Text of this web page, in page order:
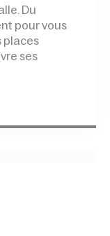
Du
pour vous
places
ses